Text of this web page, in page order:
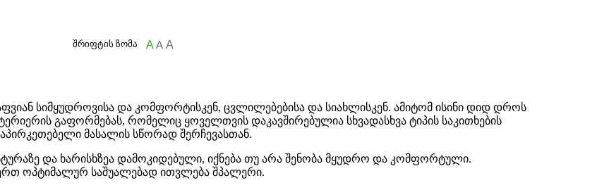
შრიფტის ზომა A A A
სიმყუდროვისა და კომფორტისკენ, ცვლილებებისა და სიახლისკენ. ამიტომ ისინი დიდ დროს
გაფორმებას, რომელიც ყოველთვის დაკავშირებულია სხვადასხვა ტიპის საკითხების
მასალის სწორად შერჩევასთან.
და ხარისხზეა დამოკიდებული, იქნება თუ არა შენობა მყუდრო და კომფორტული.
ოპტიმალურ საშუალებად ითვლება შპალერი.